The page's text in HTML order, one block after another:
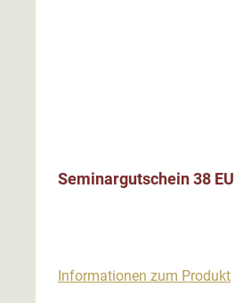
Seminargutschein 38
Informationen zum Produkt